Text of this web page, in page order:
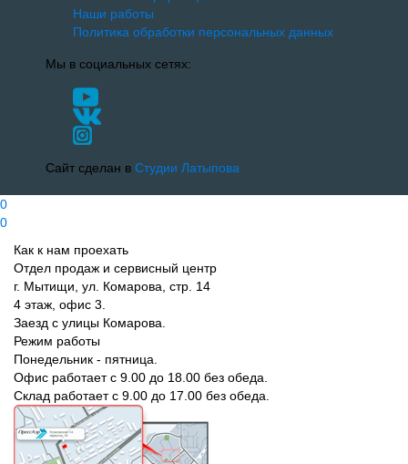
Наши работы
Политика обработки персональных данных
Мы в социальных сетях:
Сайт сделан в Студии Латыпова
0
0
Как к нам проехать
Отдел продаж и сервисный центр
г. Мытищи, ул. Комарова, стр. 14
4 этаж, офис 3.
Заезд с улицы Комарова.
Режим работы
Понедельник - пятница.
Офис работает с 9.00 до 18.00 без обеда.
Склад работает с 9.00 до 17.00 без обеда.